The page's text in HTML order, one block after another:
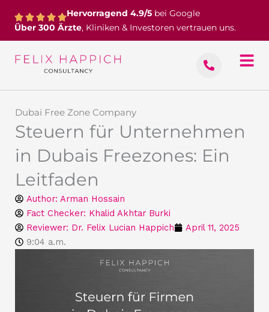
Inhalt
Hervorragend 4.9/5 bei Google
Über 300 Ärzte, Kliniken & Investoren vertrauen uns.
Dubai Free Zone Company
Steuern für Unternehmen
in Dubais Freezones: Ein
Leitfaden
Author: Arman Hossain
Fact Checker: Khalid Akhtar Burki
Reviewer: Dr. Felix Lucian Happich
April 11, 2025
9:04 a.m.